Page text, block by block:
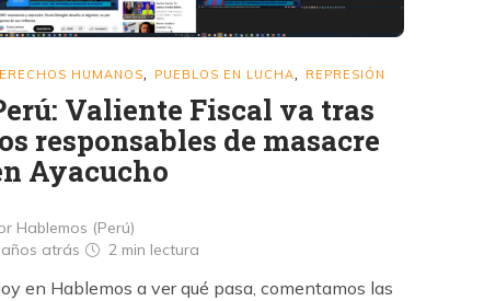
HUMANOS PUEBLOS EN LUCHA REPRESIÓN
Valiente Fiscal va tras
responsables de masacre
Ayacucho
Hablemos (Perú)
atrás
2 min lectura
en Hablemos a ver qué pasa, comentamos las